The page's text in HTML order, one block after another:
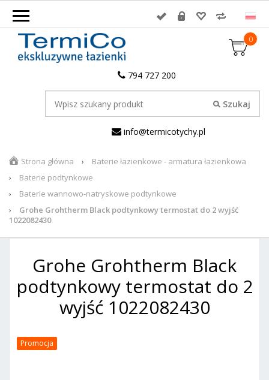
0
794 727 200
info@termicotychy.pl
Strona główna
Baterie łazienkowe - armatura łazienkowa
Baterie podtynkowe
Baterie wannowo-natryskowe podtynkowe
Grohe Grohtherm Black podtynkowy termostat do 2 wyjść
1022082430
Grohe Grohtherm Black
podtynkowy termostat do 2
wyjść 1022082430
Promocja